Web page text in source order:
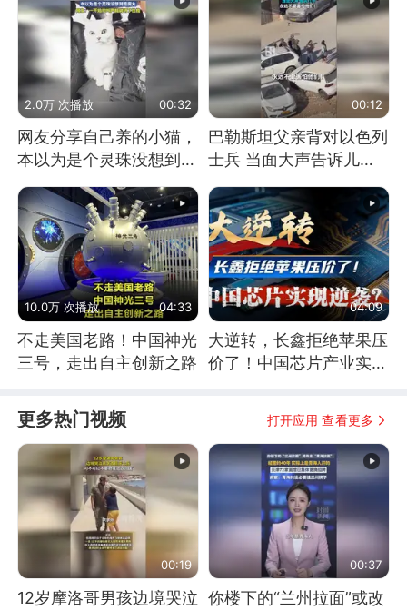
2.0万 次播放 00:32
网友分享自己养的小猫，
本以为是个灵珠没想到是
00:12
巴勒斯坦父亲背对以色列
士兵 当面大声告诉儿
10.0万 次播放 04:33
不走美国老路！中国神光
三号，走出自主创新之路
04:09
大逆转，长鑫拒绝苹果压
价了！中国芯片产业实现
更多热门视频 打开应用 查看更多
00:19
12岁摩洛哥男孩边境哭泣
00:37
你楼下的“兰州拉面”或改